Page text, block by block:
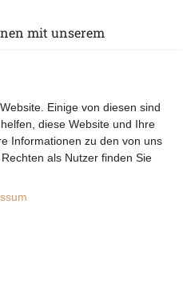
mit unserem
Einige von diesen sind
diese Website und Ihre
Informationen zu den von uns
als Nutzer finden Sie